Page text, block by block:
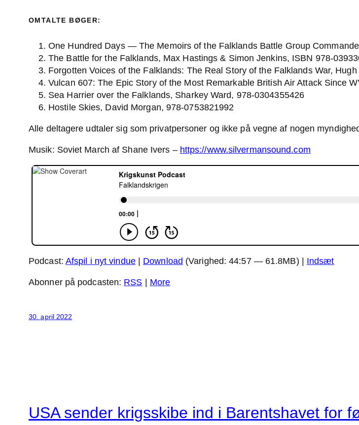
OMTALTE BØGER:
One Hundred Days — The Memoirs of the Falklands Battle Group
The Battle for the Falklands, Max Hastings & Simon Jenkins, ISBN 978-
Forgotten Voices of the Falklands: The Real Story of the Falklands War,
Vulcan 607: The Epic Story of the Most Remarkable British Air Attack Since
Sea Harrier over the Falklands, Sharkey Ward, 978-0304355426
Hostile Skies, David Morgan, 978-0753821992
Alle deltagere udtaler sig som privatpersoner og ikke på vegne af nogen
Musik: Soviet March af Shane Ivers – https://www.silvermansound.com
Podcast: Afspil i nyt vindue| Download (Varighed: 44:57 — 61.8MB) | Indsæt
Abonner på podcasten: RSS More
30. april 2022
USA sender krigsskibe ind i Barentshavet for